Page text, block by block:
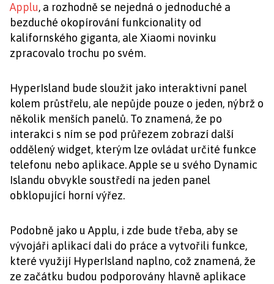
Applu, a rozhodně se nejedná o jednoduché a
bezduché okopírování funkcionality od
kalifornského giganta, ale Xiaomi novinku
zpracovalo trochu po svém.
HyperIsland bude sloužit jako interaktivní panel
kolem průstřelu, ale nepůjde pouze o jeden, nýbrž o
několik menších panelů. To znamená, že po
interakci s ním se pod průřezem zobrazí další
oddělený widget, kterým lze ovládat určité funkce
telefonu nebo aplikace. Apple se u svého Dynamic
Islandu obvykle soustředí na jeden panel
obklopující horní výřez.
Podobně jako u Applu, i zde bude třeba, aby se
vývojáři aplikací dali do práce a vytvořili funkce,
které využijí HyperIsland naplno, což znamená, že
ze začátku budou podporovány hlavně aplikace